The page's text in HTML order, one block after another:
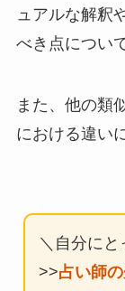
ュアルな解釈
べき点につい
また、他の類
における違い
＼自分にと
>>占い師